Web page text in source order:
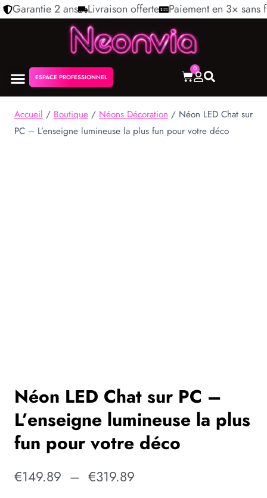
Garantie 2 ans Livraison offerte Paiement en 3× sans
ESPACE PROFESSIONNEL
0
Accueil / Boutique / Néons Décoration / Néon LED Chat sur
PC – L’enseigne lumineuse la plus fun pour votre déco
Néon LED Chat sur PC –
L’enseigne lumineuse la plus
fun pour votre déco
€149.89 – €319.89